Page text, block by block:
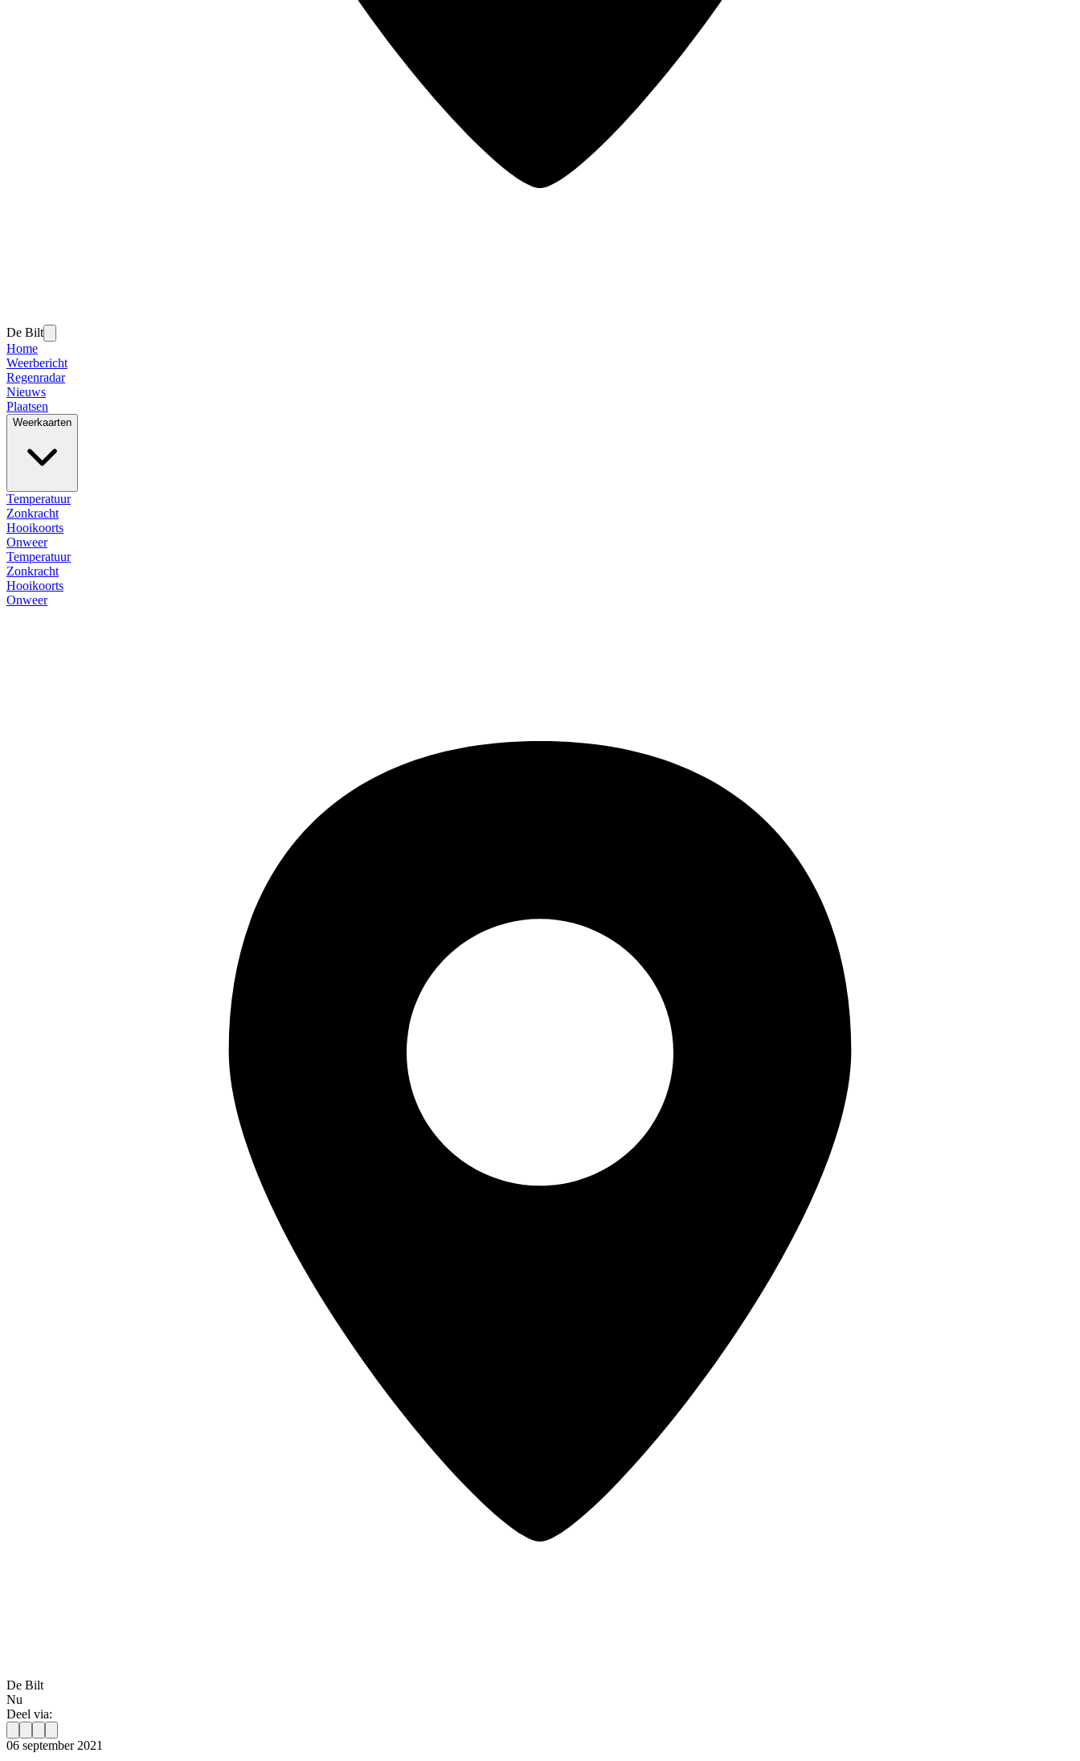
De Bilt
Home
Weerbericht
Regenradar
Nieuws
Plaatsen
Weerkaarten
Temperatuur
Zonkracht
Hooikoorts
Onweer
Temperatuur
Zonkracht
Hooikoorts
Onweer
De Bilt
Nu
Deel via:
06 september 2021